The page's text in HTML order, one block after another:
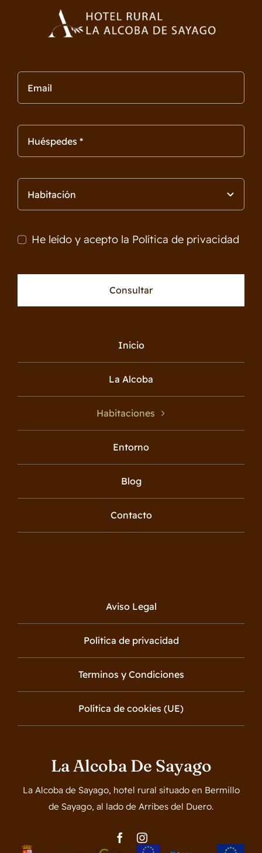
He leído y acepto la Política de privacidad
Consultar
Inicio
La Alcoba
Habitaciones
Entorno
Blog
Contacto
Aviso Legal
Política de privacidad
Terminos y Condiciones
Política de cookies (UE)
La Alcoba De Sayago
La Alcoba de Sayago, hotel rural situado en Bermillo
de Sayago, al lado de Arribes del Duero.